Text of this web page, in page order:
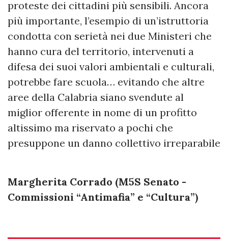
proteste dei cittadini più sensibili. Ancora
più importante, l’esempio di un’istruttoria
condotta con serietà nei due Ministeri che
hanno cura del territorio, intervenuti a
difesa dei suoi valori ambientali e culturali,
potrebbe fare scuola… evitando che altre
aree della Calabria siano svendute al
miglior offerente in nome di un profitto
altissimo ma riservato a pochi che
presuppone un danno collettivo irreparabile
Margherita Corrado (M5S Senato -
Commissioni “Antimafia” e “Cultura”)